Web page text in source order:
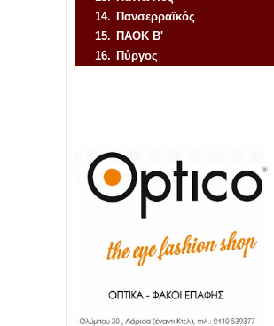
14. Πανσερραϊκός
15. ΠΑΟΚ Β'
16. Πύργος